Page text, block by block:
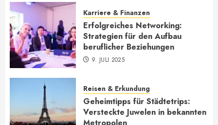
Karriere & Finanzen
Erfolgreiches Networking:
Strategien für den Aufbau
beruflicher Beziehungen
9. JULI 2025
Reisen & Erkundung
Geheimtipps für Städtetrips:
Versteckte Juwelen in bekannten
Metropolen